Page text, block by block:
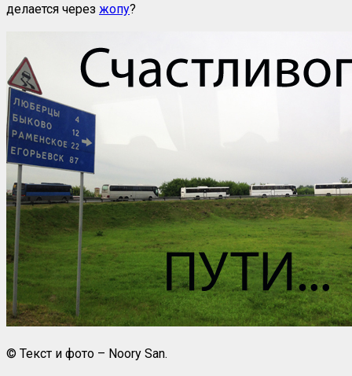
делается через жопу?
© Текст и фото – Noory San.